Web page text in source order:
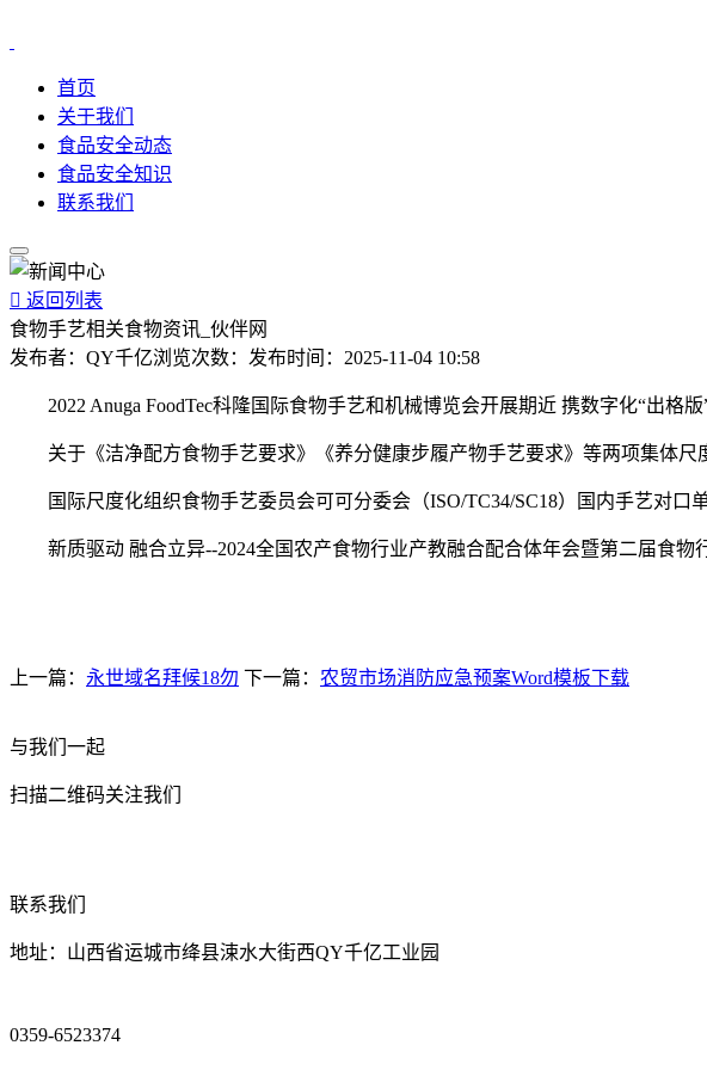
首页
关于我们
食品安全动态
食品安全知识
联系我们
 返回列表
食物手艺相关食物资讯_伙伴网
发布者： QY千亿浏览次数： 发布时间： 2025-11-04 10:58
2022 Anuga FoodTec科隆国际食物手艺和机械博览会开展期近 携数字化“出格版”
关于《洁净配方食物手艺要求》《养分健康步履产物手艺要求》等两项集体尺
国际尺度化组织食物手艺委员会可可分委会（ISO/TC34/SC18）国内手艺对口单
新质驱动 融合立异--2024全国农产食物行业产教融合配合体年会暨第二届食物
上一篇： 永世域名拜候18勿 下一篇： 农贸市场消防应急预案Word模板下载
与我们一起
扫描二维码关注我们
联系我们
地址：山西省运城市绛县涑水大街西QY千亿工业园
0359-6523374